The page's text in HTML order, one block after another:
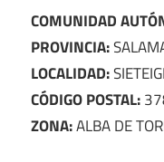
COMUNIDAD
PROVINCIA:
LOCALIDAD:
CÓDIGO POSTAL:
ZONA:ALBA DE